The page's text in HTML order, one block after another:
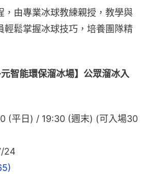
，由專業冰球教練親授，教學與
輕鬆掌握冰球技巧，培養團隊精
元智能環保溜冰場】公眾溜冰入
(平日) / 19:30 (週末) (可入場30
24